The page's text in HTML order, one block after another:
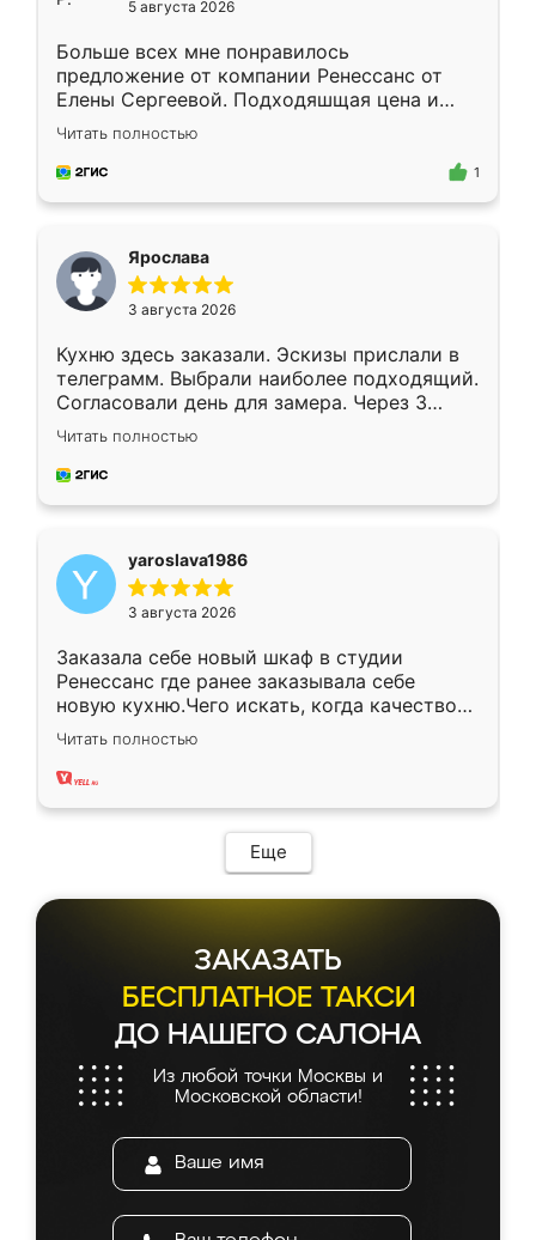
5 августа 2026
Больше всех мне понравилось
предложение от компании Ренессанс от
Елены Сергеевой. Подходяшщая цена и
короткие сроки изготовления. Приехавший
для замера сотрудник Владислав
предложил по моему эскизу самый
Читать полностью
1
Ярослава
3 августа 2026
Кухню здесь заказали. Эскизы прислали в
телеграмм. Выбрали наиболее подходящий.
Согласовали день для замера. Через 3
недели кухня была уже готова. Остались
довольны работой. Спасибо Ренессанс
мебель за качественную работу!
Читать полностью
yaroslava1986
3 августа 2026
Заказала себе новый шкаф в студии
Ренессанс где ранее заказывала себе
новую кухню.Чего искать, когда качеством
вполне довольна. Служит кухня уже почти
два года, нареканий нет.
Читать полностью
Еще
ЗАКАЗАТЬ
БЕСПЛАТНОЕ ТАКСИ
ДО НАШЕГО САЛОНА
Из любой точки Москвы и
Московской области!